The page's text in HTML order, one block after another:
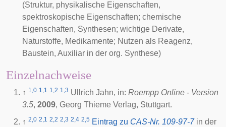
(Struktur, physikalische Eigenschaften,
spektroskopische Eigenschaften; chemische
Eigenschaften, Synthesen; wichtige Derivate,
Naturstoffe, Medikamente; Nutzen als Reagenz,
Baustein, Auxiliar in der org. Synthese)
Einzelnachweise
↑ 1,0 1,1 1,2 1,3 Ullrich Jahn, in: Roempp Online - Version
3.5, 2009, Georg Thieme Verlag, Stuttgart.
↑ 2,0 2,1 2,2 2,3 2,4 2,5 Eintrag zu CAS-Nr. 109-97-7in der